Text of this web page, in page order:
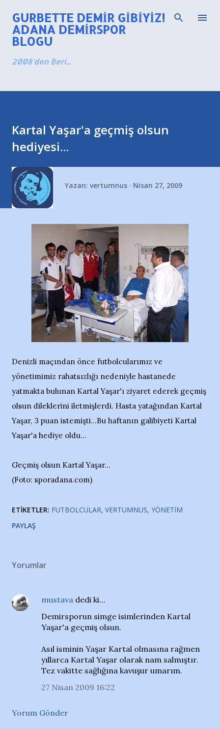
Ana içeriğe atla
GURBETTE DEMIR GIBIYIZ!
ADANA DEMIRSPOR
BLOGU
2008'den Beri...
Kartal Yaşar'a geçmiş olsun
hediyesi...
Yazan: vertumnus Nisan 27, 2009
Denizli maçından önce futbolcularımız ve
yönetimimiz rahatsızlığı nedeniyle hastanede
yatmakta bulunan Kartal Yaşar'ı ziyaret ederek geçmiş
olsun dileklerini iletmişlerdi. Hasta yatağından Kartal
Yaşar, 3 puan istemişti...Bu haftanın galibiyeti Kartal
Yaşar'a hediye oldu...
Geçmiş olsun Kartal Yaşar...
(Foto: sporadana.com)
ETIKETLER: FUTBOLCULAR VERTUMNUS YÖNETIM
PAYLAŞ
Yorumlar
mustava dedi ki…
Demirsporun simge isimlerinden Kartal
Yaşar'a geçmiş olsun.
Asıl isminin Yaşar Kartal olmasına rağmen
yıllarca Kartal Yaşar olarak nam salmıştır.
Tez vakitte sağlığına kavuşur umarım.
27 Nisan 2009 16:22
Yorum Gönder